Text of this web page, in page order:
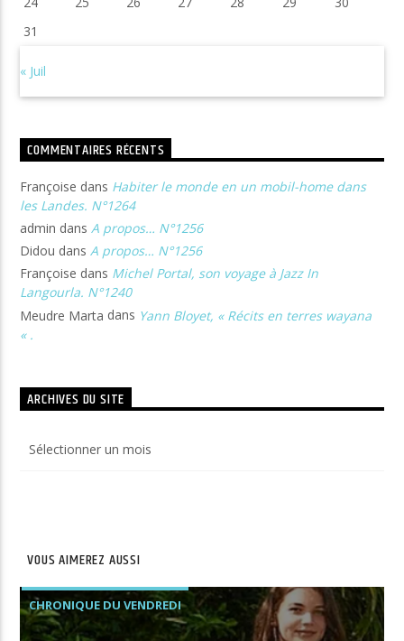
31
« Juil
COMMENTAIRES RÉCENTS
Françoise dans Habiter le monde en un mobil-home dans
les Landes. N°1264
admin dansA propos… N°1256
Didou dansA propos… N°1256
Françoise dans Michel Portal, son voyage à Jazz In
Langourla. N°1240
Meudre Marta dans Yann Bloyet, « Récits en terres wayana
« .
ARCHIVES DU SITE
du
VOUS AIMEREZ AUSSI
CHRONIQUE DU VENDREDI